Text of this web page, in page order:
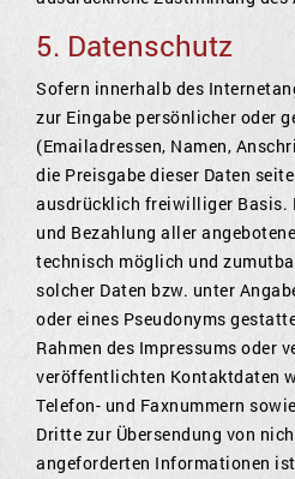
5. Datenschutz
Sofern innerhalb des
zur Eingabe persönlicher oder
(Emailadressen, Namen,
die Preisgabe dieser Daten
ausdrücklich freiwilliger Basis.
und Bezahlung aller
technisch möglich und
solcher Daten bzw. unter
oder eines Pseudonyms
Rahmen des Impressums oder
veröffentlichten Kontaktdaten
Telefon- und Faxnummern
Dritte zur Übersendung von
angeforderten Informationen